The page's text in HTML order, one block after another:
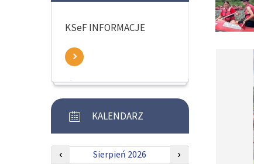
KSeF INFORMACJE
KALENDARZ
‹ Sierpień 2026 ›